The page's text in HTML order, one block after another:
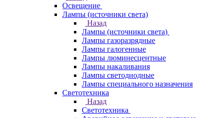
Освещение
Лампы (источники света)
Назад
Лампы (источники света)
Лампы газоразрядные
Лампы галогенные
Лампы люминесцентные
Лампы накаливания
Лампы светодиодные
Лампы специального назначения
Светотехника
Назад
Светотехника